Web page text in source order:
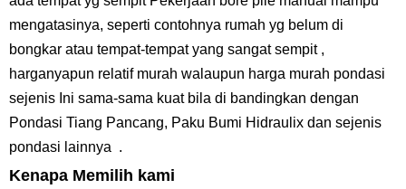
mengatasinya, seperti contohnya rumah yg belum di
bongkar atau tempat-tempat yang sangat sempit ,
harganyapun relatif murah walaupun harga murah pondasi
sejenis Ini sama-sama kuat bila di bandingkan dengan
Pondasi Tiang Pancang, Paku Bumi Hidraulix dan sejenis
pondasi lainnya .
Kenapa Memilih kami